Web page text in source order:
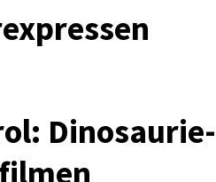
Dinosaurie-
filmen